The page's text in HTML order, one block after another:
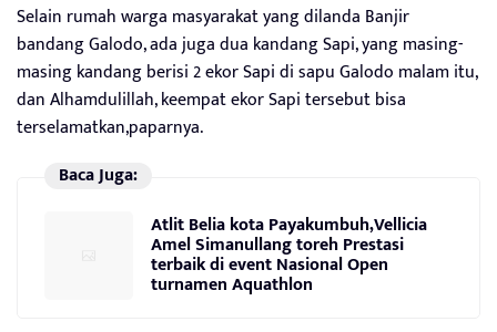
Selain rumah warga masyarakat yang dilanda Banjir
bandang Galodo, ada juga dua kandang Sapi, yang masing-
masing kandang berisi 2 ekor Sapi di sapu Galodo malam itu,
dan Alhamdulillah, keempat ekor Sapi tersebut bisa
terselamatkan,paparnya.
Baca Juga:
Atlit Belia kota Payakumbuh,Vellicia
Amel Simanullang toreh Prestasi
terbaik di event Nasional Open
turnamen Aquathlon